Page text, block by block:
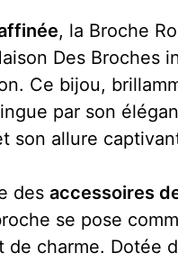
, la Broche
Des Broches
Ce bijou,
par son
son allure
des accessoires
se pose
de charme. Dotée